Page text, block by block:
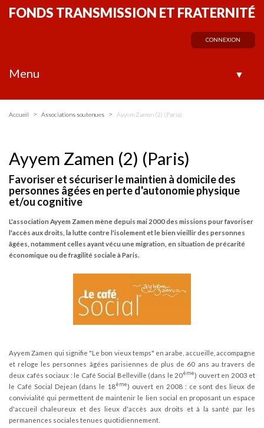
FONDS TRANSMISSION ET FRATERNITÉ
CONNEXION
Menu ▼
Accueil > Associations soutenues > Ayyem Zamen (2) (Paris)
Ayyem Zamen (2) (Paris)
Favoriser et sécuriser le maintien à domicile des
personnes âgées en perte d'autonomie physique
et/ou cognitive
L'association Ayyem Zamen mène depuis mai 2000 des missions pour favoriser
l'accès aux droits, la lutte contre l'isolement et le bien vieillir des personnes
âgées, notamment celles ayant vécu une migration, en situation de précarité
économique ou de fragilité sociale à Paris.
Ayyem Zamen qui signifie "Le bon vieux temps" en arabe, accueille, accompagne
et reloge les personnes âgées parisiennes de plus de 60 ans au travers de
deux cafés sociaux : le Café Social Belleville (dans le 20ème) ouvert en 2003 et
le Café Social Dejean (dans le 18ème) ouvert en 2008 : ce sont des lieux de
convivialité qui permettent de maintenir le lien social en proposant un espace
d'accueil chaleureux et des lieux d'accès aux droits et à la santé par les
permanences sociales tenues quotidiennement.